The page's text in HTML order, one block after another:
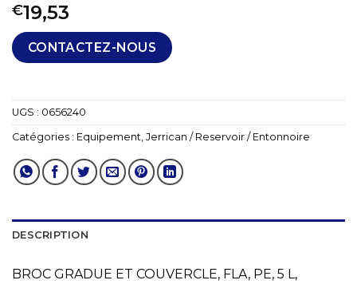
€19,53
CONTACTEZ-NOUS
UGS : 0656240
Catégories : Equipement Jerrican / Reservoir / Entonnoire
DESCRIPTION
BROC GRADUE ET COUVERCLE, FLA, PE, 5 L,